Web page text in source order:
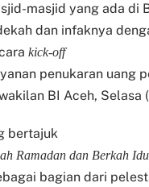
masjid yang ada di
dan infaknya
kick-off
penukaran uang
BI Aceh, Selasa
bertajuk
Ramadan dan Berkah
bagian dari